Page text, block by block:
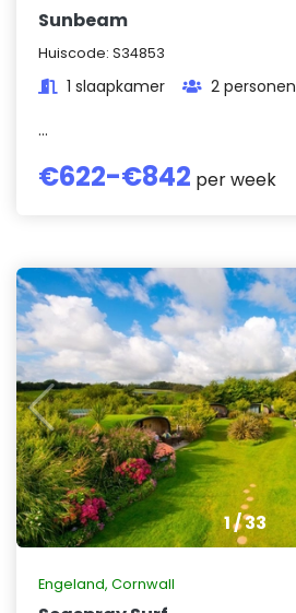
Sunbeam
Huiscode: S34853
1 slaapkamer
2 personen
...
€622-€842 per week
1/33
Engeland, Cornwall